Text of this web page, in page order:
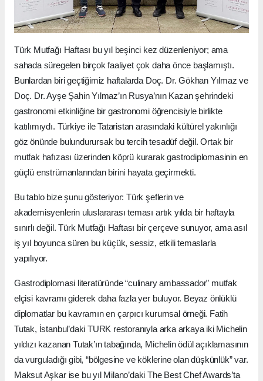
Türk Mutfağı Haftası bu yıl beşinci kez düzenleniyor; ama
sahada süregelen birçok faaliyet çok daha önce başlamıştı.
Bunlardan biri geçtiğimiz haftalarda Doç. Dr. Gökhan Yılmaz ve
Doç. Dr. Ayşe Şahin Yılmaz’ın Rusya’nın Kazan şehrindeki
gastronomi etkinliğine bir gastronomi öğrencisiyle birlikte
katılımıydı. Türkiye ile Tataristan arasındaki kültürel yakınlığı
göz önünde bulundurursak bu tercih tesadüf değil. Ortak bir
mutfak hafızası üzerinden köprü kurarak gastrodiplomasinin en
güçlü enstrümanlarından birini hayata geçirmekti.
Bu tablo bize şunu gösteriyor: Türk şeflerin ve
akademisyenlerin uluslararası teması artık yılda bir haftayla
sınırlı değil. Türk Mutfağı Haftası bir çerçeve sunuyor, ama asıl
iş yıl boyunca süren bu küçük, sessiz, etkili temaslarla
yapılıyor.
Gastrodiplomasi literatüründe “culinary ambassador” mutfak
elçisi kavramı giderek daha fazla yer buluyor. Beyaz önlüklü
diplomatlar bu kavramın en çarpıcı kurumsal örneği. Fatih
Tutak, İstanbul’daki TURK restoranıyla arka arkaya iki Michelin
yıldızı kazanan Tutak’ın tabağında, Michelin ödül açıklamasının
da vurguladığı gibi, “bölgesine ve köklerine olan düşkünlük” var.
Maksut Aşkar ise bu yıl Milano’daki The Best Chef Awards’ta